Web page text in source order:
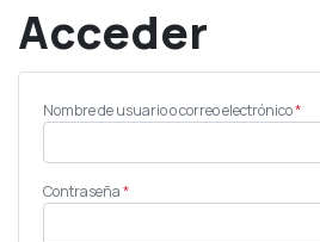
Acceder
Nombre de usuario o correo electrónico*
Contraseña*Obligatorio